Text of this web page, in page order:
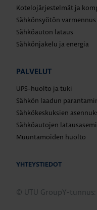
Kotelojärjestelmät ja
Sähkönsyötön
Sähköauton lataus
Sähkönjakelu ja energia
PALVELUT
UPS-huolto ja tuki
Sähkön laadun
Sähkökeskuksien
Sähköautojen
Muuntamoiden huolto
YHTEYSTIEDOT
© UTU GroupY-